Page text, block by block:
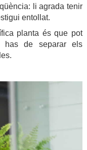
li agrada tenir
entollat.
planta és que pot
has de separar els